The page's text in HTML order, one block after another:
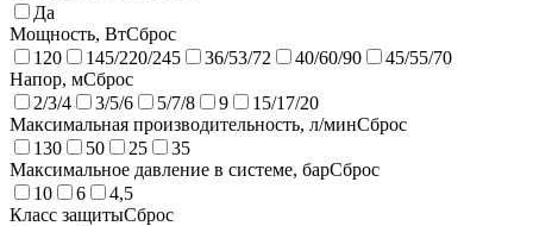
Да
Мощность, ВтСброс
120
145/220/245 36/53/72 40/60/90
45/55/70
Напор, мСброс
2/3/4
3/5/6 5/7/8 9
15/17/20
Максимальная производительность, л/минСброс
130
50 25
35
Максимальное давление в системе, барСброс
10
6
4,5
Класс защитыСброс